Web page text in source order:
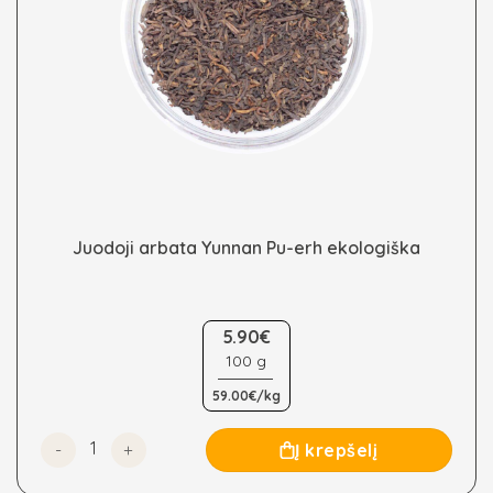
Juodoji arbata Yunnan Pu-erh ekologiška
This
product
has
multiple
variants.
The
options
5.90€
100 g
59.00€/kg
produkto kiekis: Juodoji arbata Yunnan Pu-erh
Į krepšelį